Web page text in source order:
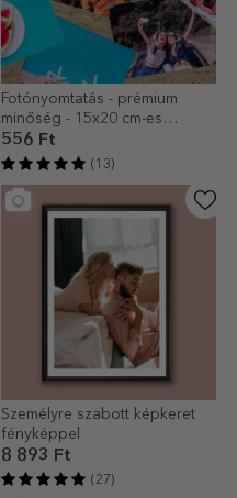
Fotónyomtatás - prémium
minőség - 15x20 cm-es
formátum
556 Ft
(13)
Személyre szabott képkeret
fényképpel
8 893 Ft
(27)